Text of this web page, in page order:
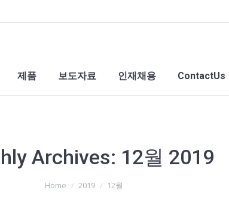
제품 보도자료 인재채용 ContactUs
Archives: 12월 2019
Home 2019 12월